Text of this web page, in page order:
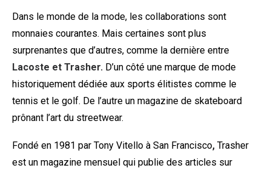
Dans le monde de la mode, les collaborations sont
monnaies courantes. Mais certaines sont plus
surprenantes que d’autres, comme la dernière entre
Lacoste et Trasher. D’un côté une marque de mode
historiquement dédiée aux sports élitistes comme le
tennis et le golf. De l’autre un magazine de skateboard
prônant l’art du streetwear.
Fondé en 1981 par Tony Vitello à San Francisco, Trasher
est un magazine mensuel qui publie des articles sur